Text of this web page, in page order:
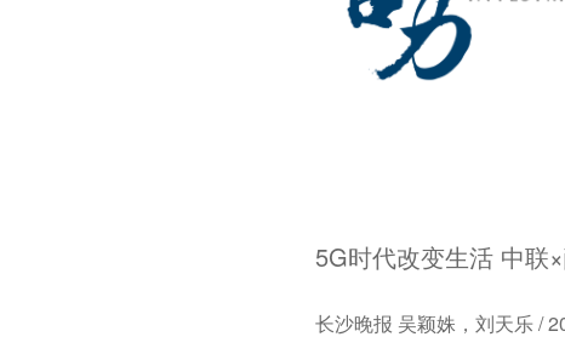
5G时代改变生活 中联
长沙晚报 吴颖姝，刘天乐 /